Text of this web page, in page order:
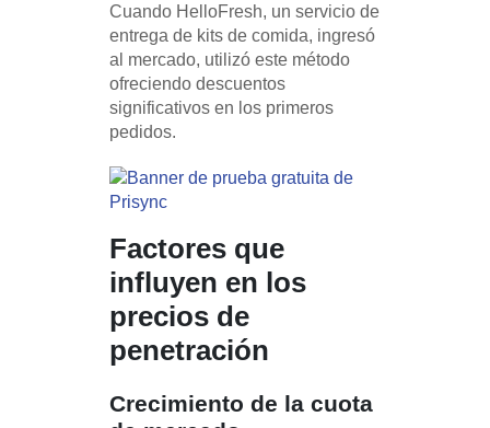
Cuando HelloFresh, un servicio de
entrega de kits de comida, ingresó
al mercado, utilizó este método
ofreciendo descuentos
significativos en los primeros
pedidos.
Factores que
influyen en los
precios de
penetración
Crecimiento de la cuota